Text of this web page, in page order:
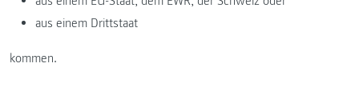
aus einem Drittstaat
kommen.